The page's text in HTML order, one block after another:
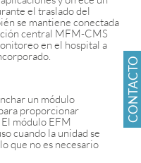
el traslado del
se mantiene conectada
central MFM-CMS
en el hospital a
un módulo
proporcionar
módulo EFM
cuando la unidad se
que no es necesario
CONTACTO